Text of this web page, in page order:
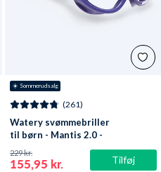
☀️ Sommerudsalg
Tilføj
(261)
Watery svømmebriller
til børn - Mantis 2.0 -
Lilla/klar
155,95 kr.
229 kr.